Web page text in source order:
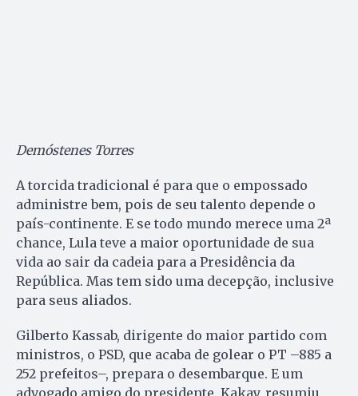
Demóstenes Torres
A torcida tradicional é para que o empossado
administre bem, pois de seu talento depende o
país-continente. E se todo mundo merece uma 2ª
chance, Lula teve a maior oportunidade de sua
vida ao sair da cadeia para a Presidência da
República. Mas tem sido uma decepção, inclusive
para seus aliados.
Gilberto Kassab, dirigente do maior partido com
ministros, o PSD, que acaba de golear o PT –885 a
252 prefeitos–, prepara o desembarque. E um